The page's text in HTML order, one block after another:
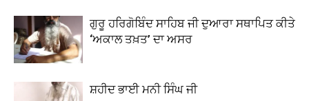
ਗੁਰੂ ਹਰਿਗੋਬਿੰਦ ਸਾਹਿਬ ਜੀ ਦੁਆਰਾ ਸਥਾਪਿਤ ਕੀਤੇ
‘ਅਕਾਲ ਤਖ਼ਤ’ ਦਾ ਅਸਰ
ਸ਼ਹੀਦ ਭਾਈ ਮਨੀ ਸਿੰਘ ਜੀ